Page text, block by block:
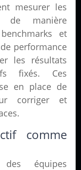
mesurer les
de manière
et
performance
les résultats
fixés. Ces
en place de
corriger et
comme
équipes